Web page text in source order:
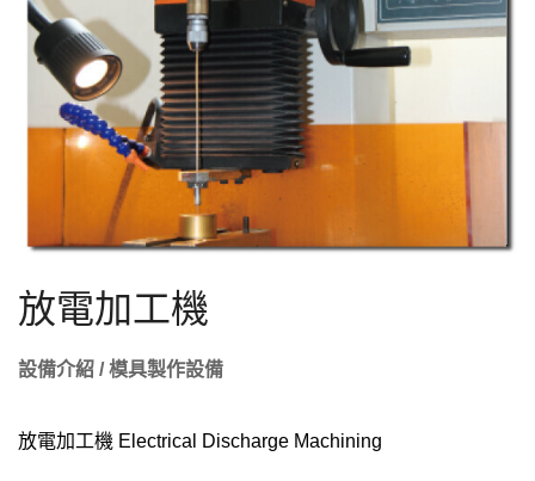
放電加工機
設備介紹 / 模具製作設備
放電加工機 Electrical Discharge Machining